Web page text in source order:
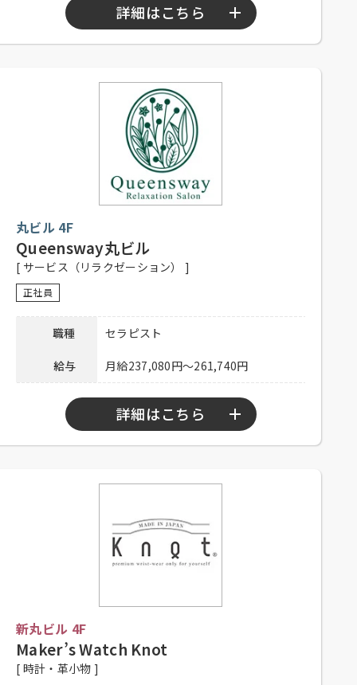
連絡先 03-5860-3695 担当：江幡
詳細はこちら
シフト制、1日8時間、週5日程度勤務
可能な方、高校生不可、未経験者可
社員登用有り、昇給有り、社保完
備、制服貸与、社内割引有り、交通
費一部支給（上限1,000円／日）
応募方法
履歴書のデータ（jpgまたはpdf）を
履歴書をご郵送ください。
住所：〒135-0021 東京都江東区白河
1-3-13-101
連絡先
03-6240-3411 担当：TEAPOND採
用担当
丸ビル 4F
Queensway丸ビル
[ サービス（リラクゼーション） ]
正社員
職種 セラピスト
給与 月給237,080円～261,740円
詳細はこちら
フリーター歓迎、未経験者可
昇給有り、社保完備、制服貸与、社
部支給（上限30,000円／月）
応募方法
メールアドレスにご連絡ください。
Mail：hr-ca@queensway-group.jp
新丸ビル 4F
Maker’s Watch Knot
[ 時計・革小物 ]